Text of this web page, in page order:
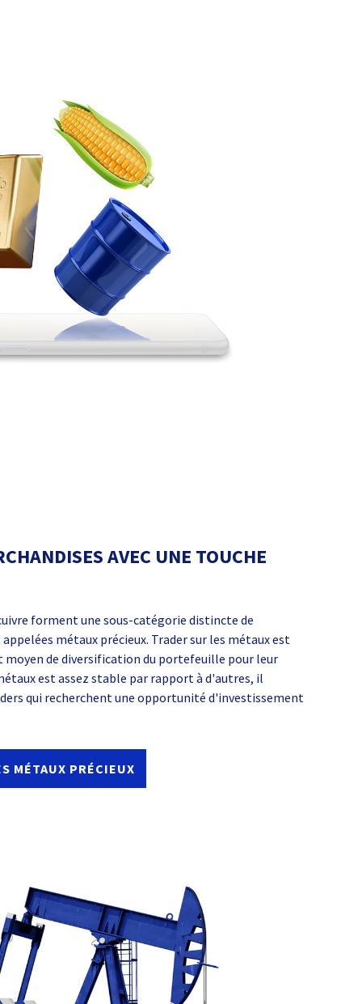
AVEC UNE TOUCHE
forment une sous-catégorie distincte de
métaux précieux. Trader sur les métaux est
moyen de diversification du portefeuille pour leur
est assez stable par rapport à d'autres, il
qui recherchent une opportunité d'investissement
MÉTAUX PRÉCIEUX